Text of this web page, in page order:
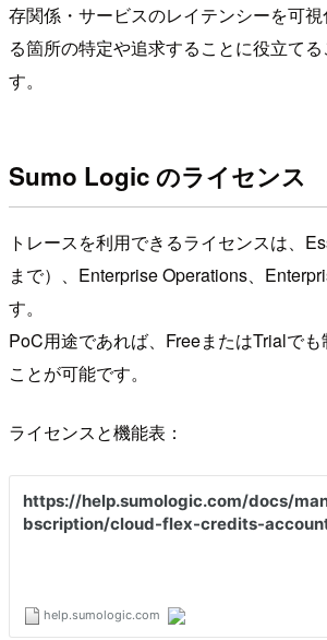
存関係・サービスのレイテンシーを可
る箇所の特定や追求することに役立て
す。
Sumo Logic のライセンス
トレースを利用できるライセンスは、
まで）、Enterprise Operations、
す。
PoC用途であれば、FreeまたはTrialで
ことが可能です。
ライセンスと機能表：